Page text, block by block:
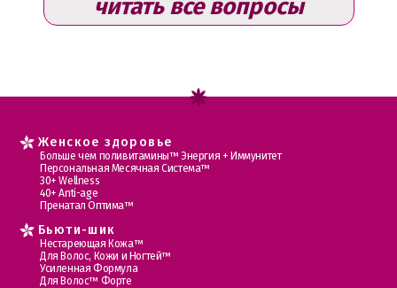
читать все вопросы
Женское здоровье
Больше чем поливитамины™ Энергия + Иммунитет
Персональная Месячная Система™
30+ Wellness
40+ Anti-age
Пренатал Оптима™
Бьюти-шик
Нестареющая Кожа™
Для Волос, Кожи и Ногтей™
Усиленная Формула
Для Волос™ Форте